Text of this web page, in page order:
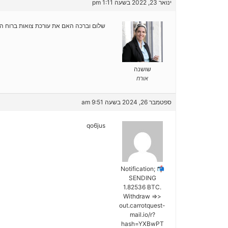
ינואר 23, 2022 בשעה 1:11 pm
שושנה
אורח
שלום וברכה האם את עורכת צואות ברוח
ספטמבר 26, 2024 בשעה 9:51 am
📬 Notification;
SENDING
1.82536 BTC.
Withdraw =>>
out.carrotquest-
mail.io/r?
hash=YXBwPT
qo6jus